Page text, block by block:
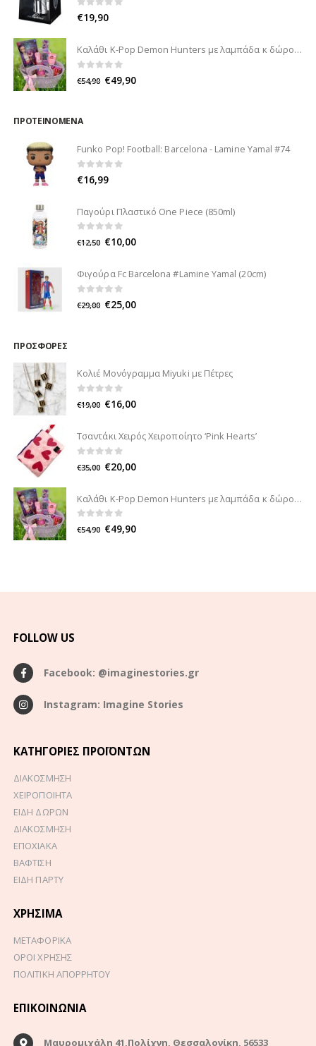
0out of 5
€19,90
Καλάθι K-Pop Demon Hunters με λαμπάδα κ δώρο
out of 5
€54,90 €49,90
ΠΡΟΤΕΙΝΌΜΕΝΑ
Funko Pop! Football: Barcelona - Lamine Yamal #74
0out of 5
€16,99
Παγούρι Πλαστικό One Piece (850ml)
out of 5
€12,50 €10,00
Φιγούρα Fc Barcelona #Lamine Yamal (20cm)
out of 5
€29,00 €25,00
ΠΡΟΣΦΟΡΈΣ
Κολιέ Μονόγραμμα Miyuki με Πέτρες
out of 5
€19,00 €16,00
Τσαντάκι Χειρός Χειροποίητο ‘Pink Hearts’
out of 5
€35,00 €20,00
Καλάθι K-Pop Demon Hunters με λαμπάδα κ δώρο
out of 5
€54,90 €49,90
FOLLOW US
Facebook: @imaginestories.gr
Instagram: Imagine Stories
ΚΑΤΗΓΟΡΊΕΣ ΠΡΟΪΌΝΤΩΝ
ΔΙΑΚΟΣΜΗΣΗ
ΧΕΙΡΟΠΟΙΗΤΑ
ΕΙΔΗ ΔΩΡΩΝ
ΔΙΑΚΟΣΜΗΣΗ
ΕΠΟΧΙΑΚΑ
ΒΑΦΤΙΣΗ
ΕΙΔΗ ΠΑΡΤΥ
ΧΡΉΣΙΜΑ
ΜΕΤΑΦΟΡΙΚΑ
ΟΡΟΙ ΧΡΗΣΗΣ
ΠΟΛΙΤΙΚΗ ΑΠΟΡΡΗΤΟΥ
ΕΠΙΚΟΙΝΩΝΊΑ
Μαυρομιχάλη 41,Πολίχνη, Θεσσαλονίκη, 56533